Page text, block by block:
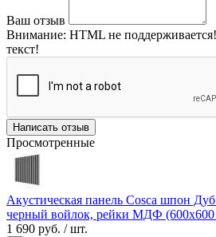
Ваш отзыв
Внимание: HTML не
текст!
Написать отзыв
Просмотренные
Акустическая панель Cosca шпон
черный войлок, рейки МДФ
1 690 руб. / шт.